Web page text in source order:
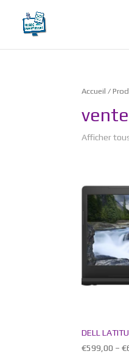
Accueil /
Afficher
DELL
€599,00 –€